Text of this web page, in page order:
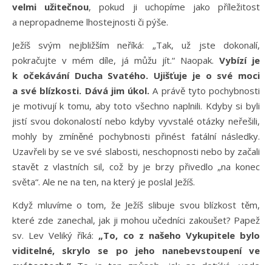
velmi užitečnou, pokud ji uchopíme jako příležitost
a nepropadneme lhostejnosti či pýše.
Ježíš svým nejbližším neříká: „Tak, už jste dokonalí,
pokračujte v mém díle, já můžu jít.“ Naopak. Vybízí je
k očekávání Ducha Svatého. Ujišťuje je o své moci
a své blízkosti. Dává jim úkol. A právě tyto pochybnosti
je motivují k tomu, aby toto všechno naplnili. Kdyby si byli
jistí svou dokonalostí nebo kdyby vyvstalé otázky neřešili,
mohly by zmíněné pochybnosti přinést fatální následky.
Uzavřeli by se ve své slabosti, neschopnosti nebo by začali
stavět z vlastních sil, což by je brzy přivedlo „na konec
světa“. Ale ne na ten, na který je poslal Ježíš.
Když mluvíme o tom, že Ježíš slibuje svou blízkost těm,
které zde zanechal, jak ji mohou učedníci zakoušet? Papež
sv. Lev Veliký říká: „To, co z našeho Vykupitele bylo
viditelné, skrylo se po jeho nanebevstoupení ve